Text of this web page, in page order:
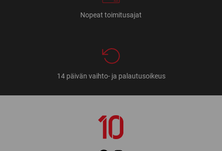
Nopeat toimitusajat
14 päivän vaihto- ja palautusoikeus